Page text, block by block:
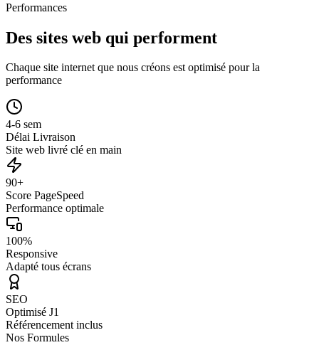
Performances
Des sites web qui performent
Chaque site internet que nous créons est optimisé pour la
performance
4-6 sem
Délai Livraison
Site web livré clé en main
90+
Score PageSpeed
Performance optimale
100%
Responsive
Adapté tous écrans
SEO
Optimisé J1
Référencement inclus
Nos Formules